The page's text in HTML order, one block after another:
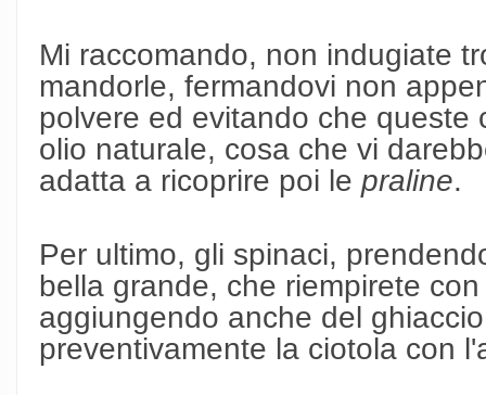
Mi raccomando, non indugiate
mandorle, fermandovi non
polvere ed evitando che queste
olio naturale, cosa che vi
adatta a ricoprire poi le praline.
Per ultimo, gli spinaci,
bella grande, che riempirete
aggiungendo anche del
preventivamente la ciotola con